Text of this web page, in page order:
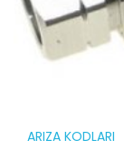
ARIZA KODLARI